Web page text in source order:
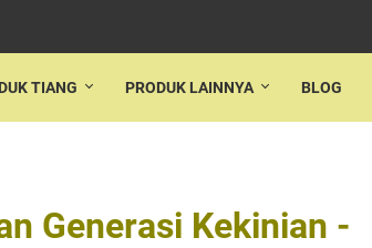
TIANG PRODUK LAINNYA BLOG
Generasi Kekinian -